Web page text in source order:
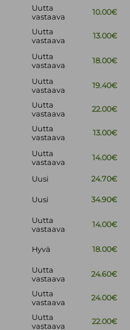
Uutta
vastaava
10.00€
Uutta
vastaava
13.00€
Uutta
vastaava
18.00€
Uutta
vastaava
19.40€
Uutta
vastaava
22.00€
Uutta
vastaava
13.00€
Uutta
vastaava
14.00€
Uusi
24.70€
Uusi 34.90€
Uutta
vastaava
14.00€
Hyvä 18.00€
Uutta
vastaava
24.60€
Uutta
vastaava
24.00€
Uutta
vastaava
22.00€